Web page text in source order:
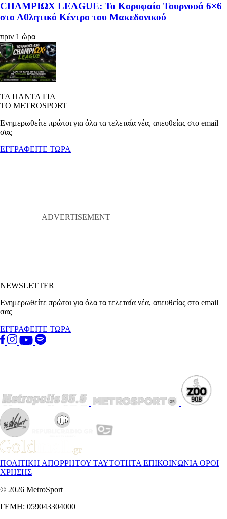
CHAMPIΩΧ LEAGUE: Το Κορυφαίο Τουρνουά 6×6
στο Αθλητικό Κέντρο του Μακεδονικού
πριν 1 ώρα
ΤΑ ΠΑΝΤΑ ΓΙΑ
ΤΟ METROSPORT
Ενημερωθείτε πρώτοι για όλα τα τελεταία νέα, απευθείας στο email
σας
ΕΓΓΡΑΦΕΙΤΕ ΤΩΡΑ
NEWSLETTER
Ενημερωθείτε πρώτοι για όλα τα τελεταία νέα, απευθείας στο email
σας
ΕΓΓΡΑΦΕΙΤΕ ΤΩΡΑ
ΠΟΛΙΤΙΚΗ ΑΠΟΡΡΗΤΟΥ ΤΑΥΤΟΤΗΤΑ ΕΠΙΚΟΙΝΩΝΙΑ ΟΡΟΙ
ΧΡΗΣΗΣ
© 2026 MetroSport
ΓΕΜΗ: 059043304000